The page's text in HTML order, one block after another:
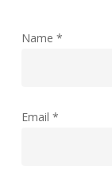
Name *
Email *